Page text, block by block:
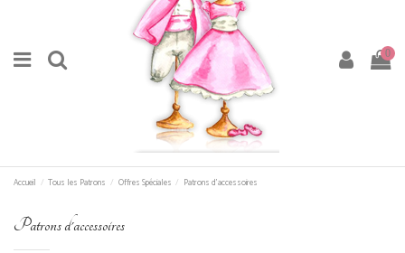
0
Accueil Tous les Patrons Offres Spéciales Patrons d'accessoires
Patrons d'accessoires